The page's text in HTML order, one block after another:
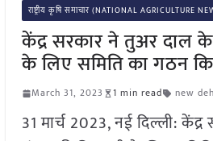
राष्ट्रीय कृषि समाचार (NATIONAL AGRICULTURE
केंद्र सरकार ने तुअर दाल के
के लिए समिति का गठन
March 31, 2023 1 min read new
31 मार्च 2023, नई दिल्ली: